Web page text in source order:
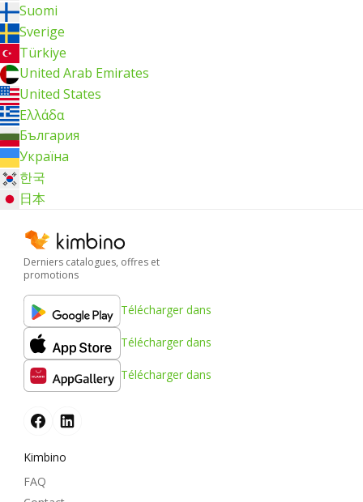
Suomi
Sverige
Türkiye
United Arab Emirates
United States
Ελλάδα
България
Україна
한국
日本
Derniers catalogues, offres et
promotions
Télécharger dans
Télécharger dans
Télécharger dans
Kimbino
FAQ